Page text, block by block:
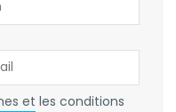
et les conditions